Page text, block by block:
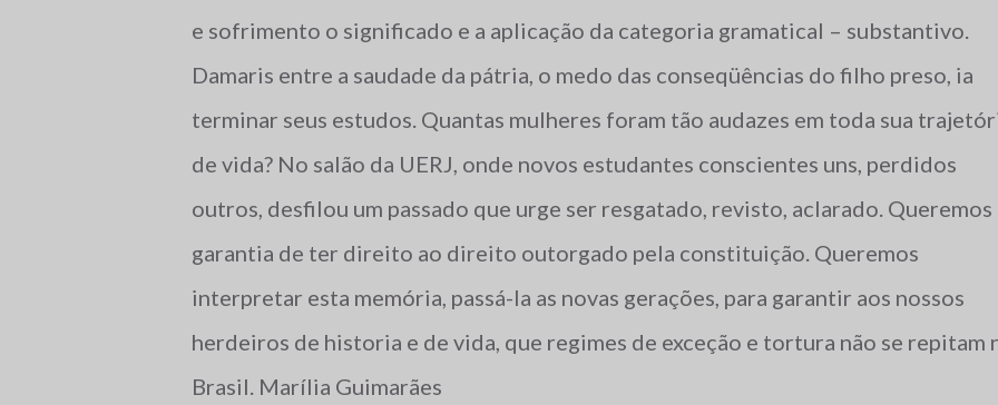
e sofrimento o significado e a aplicação da categoria gramatical – substantivo.
Damaris entre a saudade da pátria, o medo das conseqüências do filho preso, ia
terminar seus estudos. Quantas mulheres foram tão audazes em toda sua
de vida? No salão da UERJ, onde novos estudantes conscientes uns, perdidos
outros, desfilou um passado que urge ser resgatado, revisto, aclarado. Queremos
garantia de ter direito ao direito outorgado pela constituição. Queremos
interpretar esta memória, passá-la as novas gerações, para garantir aos nossos
herdeiros de historia e de vida, que regimes de exceção e tortura não se repitam
Brasil. Marília Guimarães